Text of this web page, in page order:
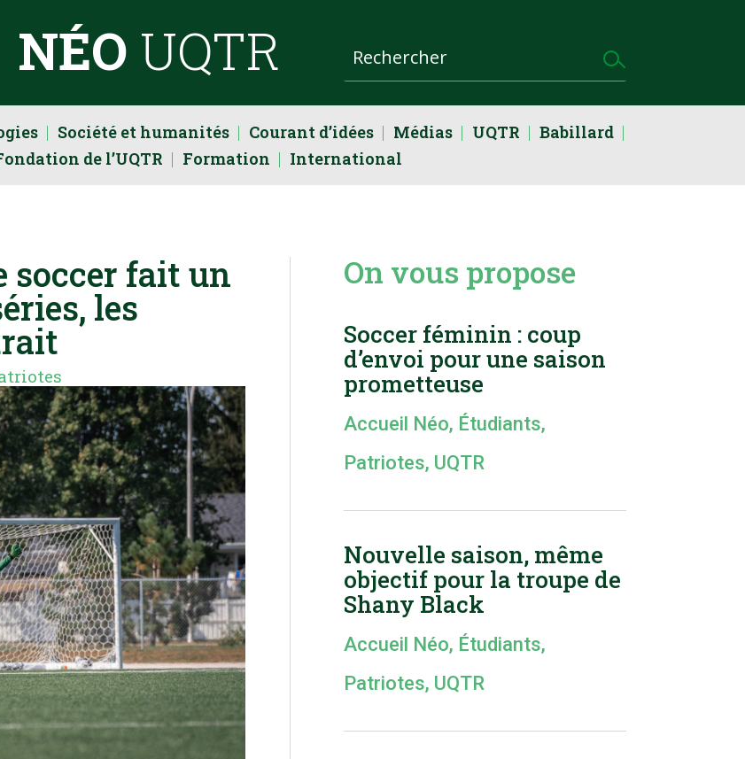
NÉO UQTR
Société et humanités Courant d’idées Médias UQTR
Babillard
de l’UQTR Formation International
soccer fait un
les
On vous propose
Soccer féminin : coup
d’envoi pour une saison
prometteuse
Accueil Néo, Étudiants,
Patriotes, UQTR
Nouvelle saison, même
objectif pour la troupe de
Shany Black
Accueil Néo, Étudiants,
Patriotes, UQTR